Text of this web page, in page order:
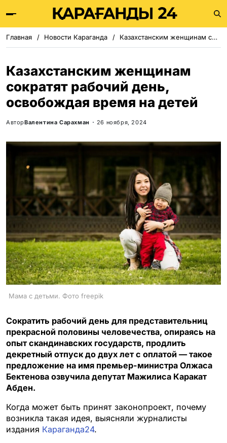
Главная Новости Караганда Казахстанским женщинам сократят рабочий день, освобождая время на детей
Казахстанским женщинам
сократят рабочий день,
освобождая время на детей
АвторВалентина Сарахман 26 ноября, 2024
Мама с детьми. Фото freepik
Сократить рабочий день для представительниц
прекрасной половины человечества, опираясь на
опыт скандинавских государств, продлить
декретный отпуск до двух лет с оплатой — такое
предложение на имя премьер-министра Олжаса
Бектенова озвучила депутат Мажилиса Каракат
Абден.
Когда может быть принят законопроект, почему
возникла такая идея, выясняли журналисты
издания Караганда24.